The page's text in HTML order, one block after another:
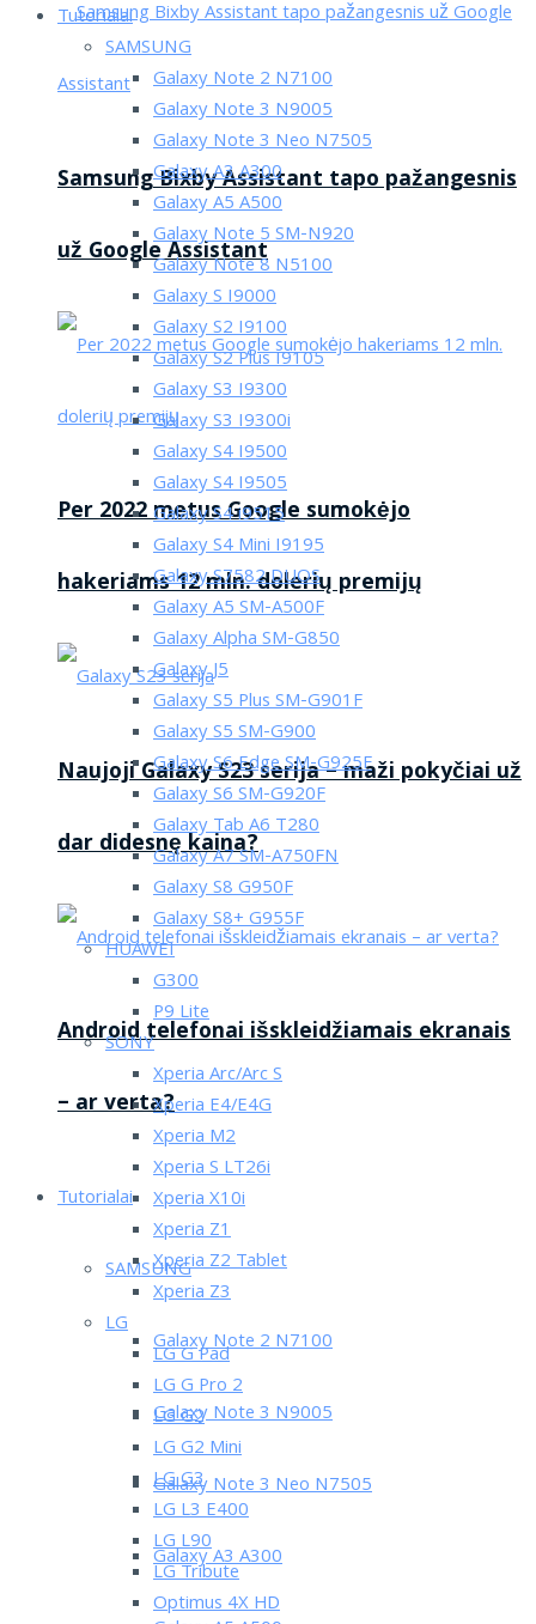
Samsung Bixby Assistant tapo pažangesnis
už Google Assistant
Per 2022 metus Google sumokėjo
hakeriams 12 mln. dolerių premijų
Naujoji Galaxy S23 serija – maži pokyčiai už
dar didesnę kaina?
Android telefonai išskleidžiamais ekranais
– ar verta?
Tutorialai
SAMSUNG
Galaxy Note 2 N7100
Galaxy Note 3 N9005
Galaxy Note 3 Neo N7505
Galaxy A3 A300
Tutorialai
SAMSUNG
Galaxy Note 2 N7100
Galaxy Note 3 N9005
Galaxy Note 3 Neo N7505
Galaxy A3 A300
Galaxy A5 A500
Galaxy Note 5 SM-N920
Galaxy Note 8 N5100
Galaxy S I9000
Galaxy S2 I9100
Galaxy S2 Plus I9105
Galaxy S3 I9300
Galaxy S3 I9300i
Galaxy S4 I9500
Galaxy S4 I9505
Galaxy S4 i9515
Galaxy S4 Mini I9195
Galaxy S7582 DUOS
Galaxy A5 SM-A500F
Galaxy Alpha SM-G850
Galaxy J5
Galaxy S5 Plus SM-G901F
Galaxy S5 SM-G900
Galaxy S6 Edge SM-G925F
Galaxy S6 SM-G920F
Galaxy Tab A6 T280
Galaxy A7 SM-A750FN
Galaxy S8 G950F
Galaxy S8+ G955F
HUAWEI
G300
P9 Lite
SONY
Xperia Arc/Arc S
Xperia E4/E4G
Xperia M2
Xperia S LT26i
Xperia X10i
Xperia Z1
Xperia Z2 Tablet
Xperia Z3
LG
LG G Pad
LG G Pro 2
LG G2
LG G2 Mini
LG G3
LG L3 E400
LG L90
LG Tribute
Optimus 4X HD